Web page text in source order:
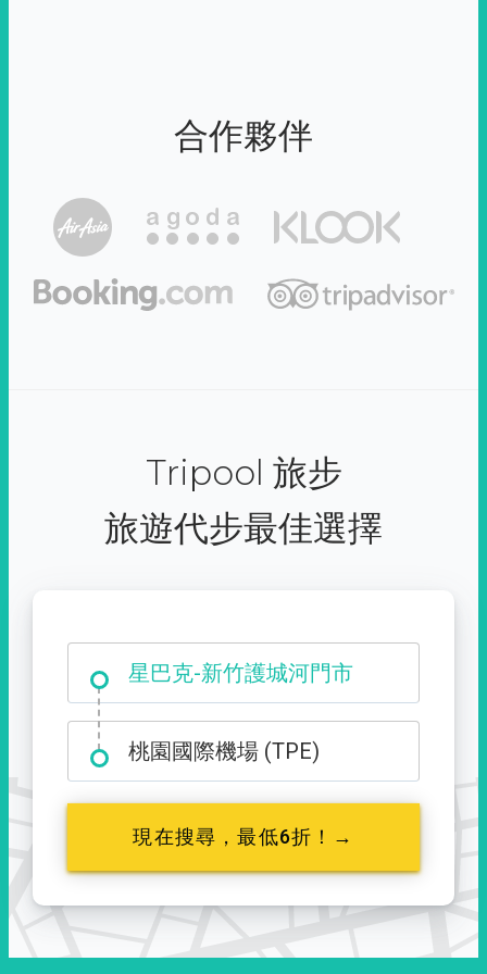
合作夥伴
Tripool 旅步
旅遊代步最佳選擇
星巴克-新竹護城河門市
大霸尖山登山口
桃園國際機場 (TPE)
現在搜尋，最低6折！→